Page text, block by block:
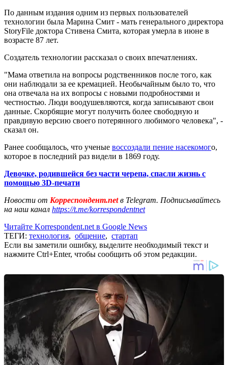
По данным издания одним из первых пользователей
технологии была Марина Смит - мать генерального директора
StoryFile доктора Стивена Смита, которая умерла в июне в
возрасте 87 лет.
Создатель технологии рассказал о своих впечатлениях.
"Мама ответила на вопросы родственников после того, как
они наблюдали за ее кремацией. Необычайным было то, что
она отвечала на их вопросы с новыми подробностями и
честностью. Люди воодушевляются, когда записывают свои
данные. Скорбящие могут получить более свободную и
правдивую версию своего потерянного любимого человека", -
сказал он.
Ранее сообщалось, что ученые воссоздали пение насекомого,
которое в последний раз видели в 1869 году.
Девочке, родившейся без части черепа, спасли жизнь с
помощью 3D-печати
Новости от Корреспондент.netв Telegram. Подписывайтесь
на наш канал https://t.me/korrespondentnet
Читайте Korrespondent.net в Google News
ТЕГИ: технология, общение, стартап
Если вы заметили ошибку, выделите необходимый текст и
нажмите Ctrl+Enter, чтобы сообщить об этом редакции.